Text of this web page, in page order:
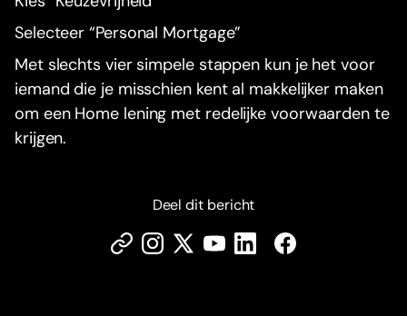
Selecteer “Personal Mortgage”
Met slechts vier simpele stappen kun je het voor
iemand die je misschien kent al makkelijker maken
om een Home lening met redelijke voorwaarden te
krijgen.
Deel dit bericht